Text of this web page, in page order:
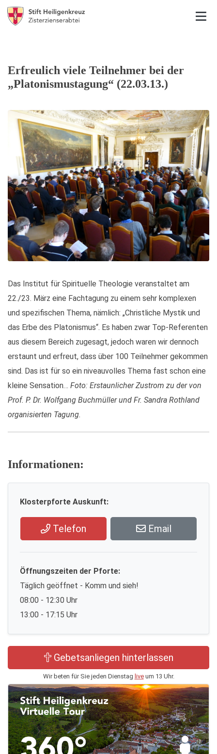
Erfreulich viele Teilnehmer bei der
„Platonismustagung“ (22.03.13.)
Das Institut für Spirituelle Theologie veranstaltet am
22./23. März eine Fachtagung zu einem sehr komplexen
und spezifischen Thema, nämlich: „Christliche Mystik und
das Erbe des Platonismus“. Es haben zwar Top-Referenten
aus diesem Bereich zugesagt, jedoch waren wir dennoch
erstaunt und erfreut, dass über 100 Teilnehmer gekommen
sind. Das ist für so ein niveauvolles Thema fast schon eine
kleine Sensation… Foto: Erstaunlicher Zustrom zu der von
Prof. P. Dr. Wolfgang Buchmüller und Fr. Sandra Rothland
organisierten Tagung.
Informationen:
Klosterpforte Auskunft:
Telefon Email
Öffnungszeiten der Pforte:
Täglich geöffnet - Komm und sieh!
08:00 - 12:30 Uhr
13:00 - 17:15 Uhr
Gebetsanliegen hinterlassen
Wir beten für Sie jeden Dienstag liveum 13 Uhr.